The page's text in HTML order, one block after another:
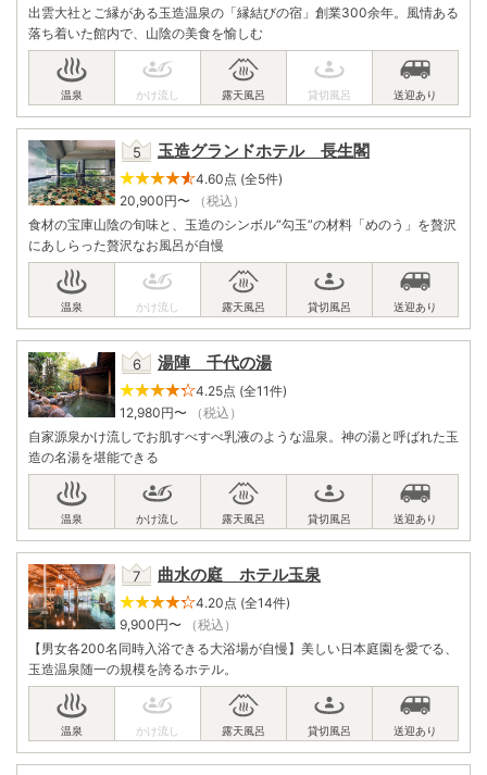
出雲大社とご縁がある玉造温泉の「縁結びの宿」創業300余年。風情ある
落ち着いた館内で、山陰の美食を愉しむ
玉造グランドホテル 長生閣
4.60点 (全5件)
20,900円〜
（税込）
食材の宝庫山陰の旬味と、玉造のシンボル“勾玉”の材料「めのう」を贅沢
にあしらった贅沢なお風呂が自慢
湯陣 千代の湯
4.25点 (全11件)
12,980円〜
（税込）
自家源泉かけ流しでお肌すべすべ乳液のような温泉。神の湯と呼ばれた玉
造の名湯を堪能できる
曲水の庭 ホテル玉泉
4.20点 (全14件)
9,900円〜
（税込）
【男女各200名同時入浴できる大浴場が自慢】美しい日本庭園を愛でる、
玉造温泉随一の規模を誇るホテル。